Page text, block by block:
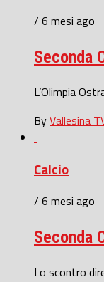
/ 6 mesi ago
Seconda
L’Olimpia
ByVallesina
Calcio
/ 6 mesi ago
Seconda
Lo scontro